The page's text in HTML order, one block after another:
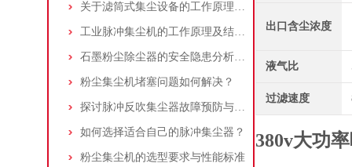
关于滤筒式集尘设备的工作原理及特点说明
工业脉冲集尘机的工作原理及结构特点说明
石墨粉尘除尘器的安全隐患分析及应对措施
粉尘集尘机堵塞问题如何解决？
探讨脉冲反吹集尘器故障预防与维护要点
如何选择适合自己的脉冲集尘器？
粉尘集尘机的选型要求与性能标准
出口含尘浓度
液气比
过滤速度
380v大功